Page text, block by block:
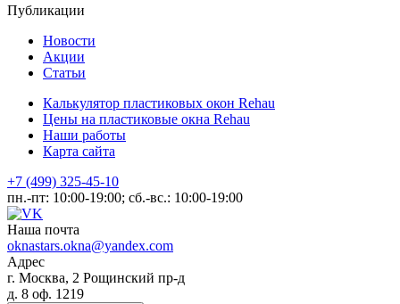
Публикации
Новости
Акции
Статьи
Калькулятор пластиковых окон Rehau
Цены на пластиковые окна Rehau
Наши работы
Карта сайта
+7 (499) 325-45-10
пн.-пт: 10:00-19:00; сб.-вс.: 10:00-19:00
Наша почта
oknastars.okna@yandex.com
Адрес
г. Москва, 2 Рощинский пр-д
д. 8 оф. 1219